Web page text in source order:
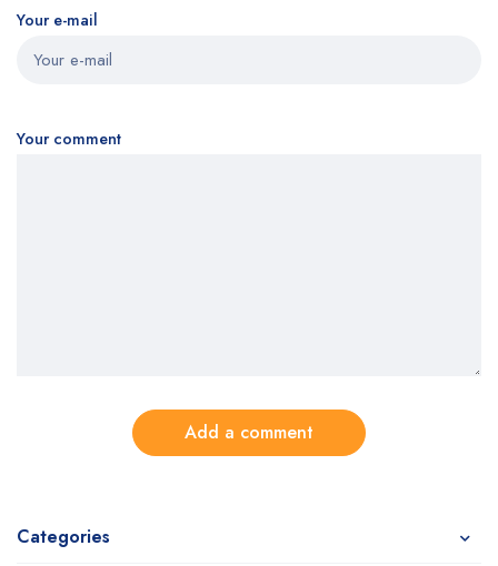
Your e-mail
Your comment
Add a comment
Categories